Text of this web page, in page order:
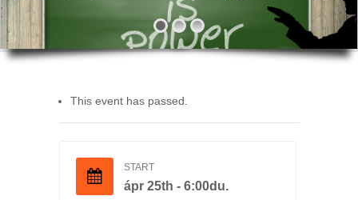
This event has passed.
START
ápr 25th - 6:00du.